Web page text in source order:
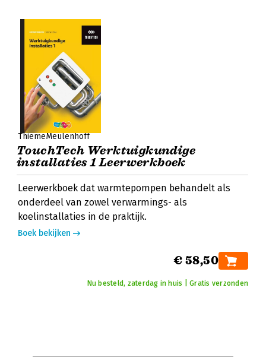
ThiemeMeulenhoff
TouchTech Werktuigkundige
installaties 1 Leerwerkboek
Leerwerkboek dat warmtepompen behandelt als
onderdeel van zowel verwarmings- als
koelinstallaties in de praktijk.
Boek bekijken
€ 58,50
Nu besteld, zaterdag in huis | Gratis verzonden